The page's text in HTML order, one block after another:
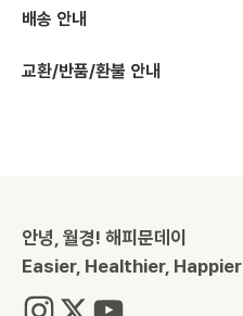
배송 안내
교환/반품/환불 안내
안녕, 월경! 해피문데이
Easier, Healthier, Happier